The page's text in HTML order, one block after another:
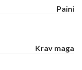
Paini
Krav maga